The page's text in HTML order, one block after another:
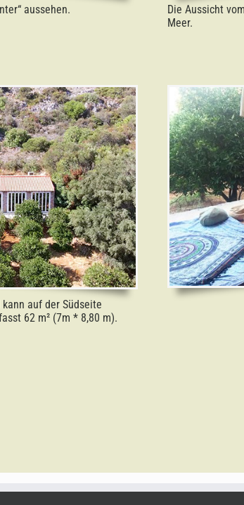
aussehen.
Die Aussicht
Meer.
auf der Südseite
62 m² (7m * 8,80 m).